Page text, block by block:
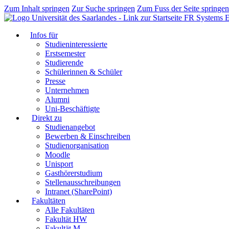
Zum Inhalt springen Zur Suche springen Zum Fuss der Seite springen
FR Systems
Infos für
Studieninteressierte
Erstsemester
Studierende
Schülerinnen & Schüler
Presse
Unternehmen
Alumni
Uni-Beschäftigte
Direkt zu
Studienangebot
Bewerben & Einschreiben
Studienorganisation
Moodle
Unisport
Gasthörerstudium
Stellenausschreibungen
Intranet (SharePoint)
Fakultäten
Alle Fakultäten
Fakultät HW